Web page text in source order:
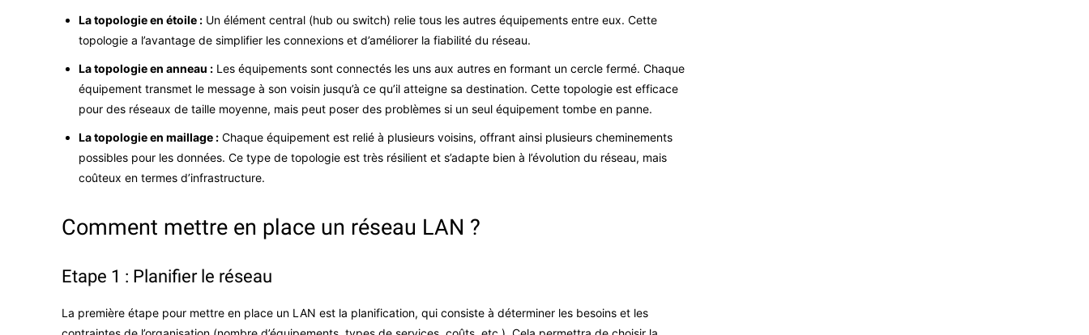
La topologie en étoile : Un élément central (hub ou switch) relie tous les autres équipements entre eux. Cette
topologie a l’avantage de simplifier les connexions et d’améliorer la fiabilité du réseau.
La topologie en anneau : Les équipements sont connectés les uns aux autres en formant un cercle fermé. Chaque
équipement transmet le message à son voisin jusqu’à ce qu’il atteigne sa destination. Cette topologie est efficace
pour des réseaux de taille moyenne, mais peut poser des problèmes si un seul équipement tombe en panne.
La topologie en maillage : Chaque équipement est relié à plusieurs voisins, offrant ainsi plusieurs cheminements
possibles pour les données. Ce type de topologie est très résilient et s’adapte bien à l’évolution du réseau, mais
coûteux en termes d’infrastructure.
Comment mettre en place un réseau LAN ?
Etape 1 : Planifier le réseau
La première étape pour mettre en place un LAN est la planification, qui consiste à déterminer les besoins et les